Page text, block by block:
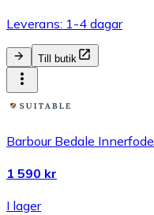
Leverans: 1-4 dagar
Till butik
Barbour Bedale
1 590 kr
I lager